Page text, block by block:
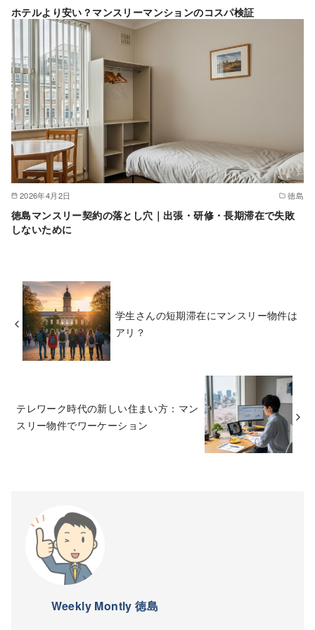
ホテルより安い？マンスリーマンションのコスパ検証
2026年4月2日 徳島
徳島マンスリー契約の落とし穴｜出張・研修・長期滞在で失敗
しないために
学生さんの短期滞在にマンスリー物件は
アリ？
テレワーク時代の新しい住まい方：マン
スリー物件でワーケーション
Weekly Montly 徳島